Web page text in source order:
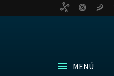
MENÚ